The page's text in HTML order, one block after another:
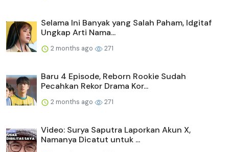
Selama Ini Banyak yang Salah Paham, Idgitaf
Ungkap Arti Nama...
2 months ago 271
Baru 4 Episode, Reborn Rookie Sudah
Pecahkan Rekor Drama Kor...
2 months ago 271
Video: Surya Saputra Laporkan Akun X,
Namanya Dicatut untuk ...